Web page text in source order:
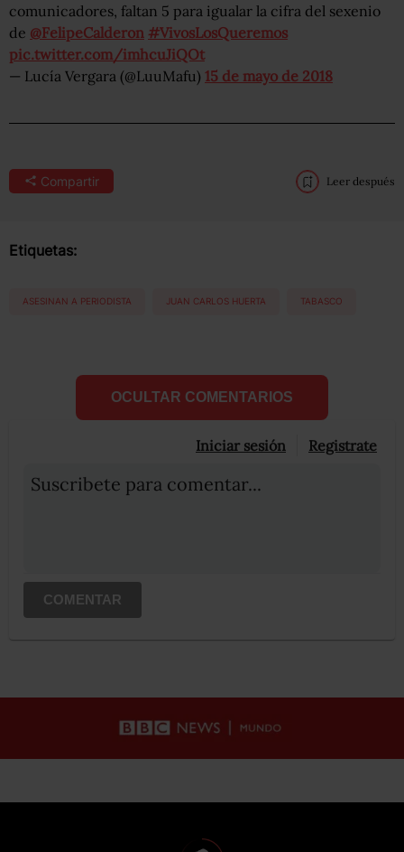
comunicadores, faltan 5 para igualar la cifra del sexenio
de @FelipeCalderon #VivosLosQueremos
pic.twitter.com/imhcuJiQOt
— Lucía Vergara (@LuuMafu) 15 de mayo de 2018
Compartir Leer después
Etiquetas:
ASESINAN A PERIODISTA JUAN CARLOS HUERTA TABASCO
OCULTAR COMENTARIOS
Iniciar sesión Registrate
Suscribete para comentar...
COMENTAR